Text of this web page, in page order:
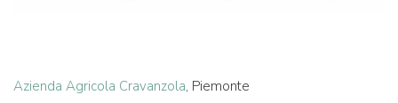
Azienda Agricola Cravanzola, Piemonte